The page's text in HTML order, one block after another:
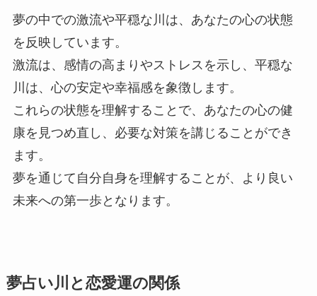
夢の中での激流や平穏な川は、あなたの心の状態
を反映しています。
激流は、感情の高まりやストレスを示し、平穏な
川は、心の安定や幸福感を象徴します。
これらの状態を理解することで、あなたの心の健
康を見つめ直し、必要な対策を講じることができ
ます。
夢を通じて自分自身を理解することが、より良い
未来への第一歩となります。
夢占い川と恋愛運の関係